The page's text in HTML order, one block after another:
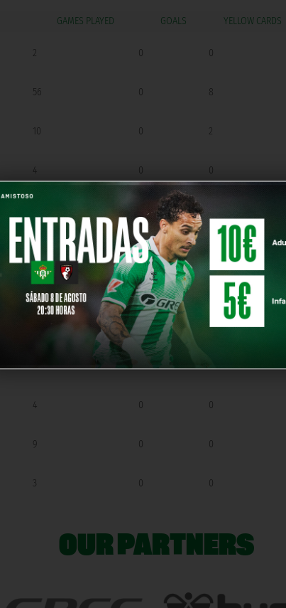
GOALS
2 0 0
56 0 8
10 0 2
4 0 0
3 0
3 0
3
3 0 0
4 0 0
9 0 0
3 0 0
OUR PARTNERS